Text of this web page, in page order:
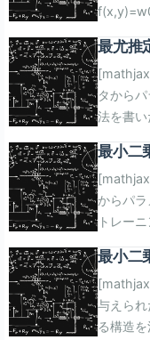
類する
ついて
とき、
式の係
門
評論社
詳細を見る パラメトリックモデルの決定
を分割
$$
タ
る。 $$
最尤推
ータの
タから
法を書いた。 観測点(xn,tn)の背景に
価式の値
際には
ら発生し
あくま
特徴をよ
ルデー
メトリ
仮定す
最小二
タ決定
からパラ
トレー
け出す方法を書
どトレ
トレー
ニング
最小二
トリッ
[mathjax] トレーニングデータが与えらえた
与えら
る構造